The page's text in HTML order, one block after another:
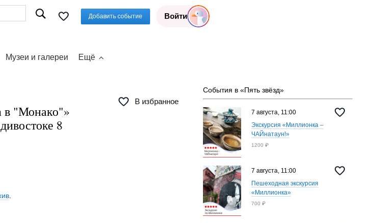
Добавить событие Войти
Музеи и галереи Ещё
В избранное
в "Монако"»
8
События в «Пять звёзд»
7 августа, 11:00
Экскурсия «Миллионка –
ЧАЙнатаун!»
1200 ₽
7 августа, 11:00
Пешеходная экскурсия
«Миллионка»
700 ₽